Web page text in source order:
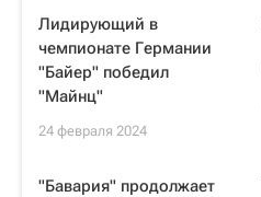
Лидирующий в
чемпионате Германии
"Байер" победил
"Майнц"
24 февраля 2024
"Бавария" продолжает